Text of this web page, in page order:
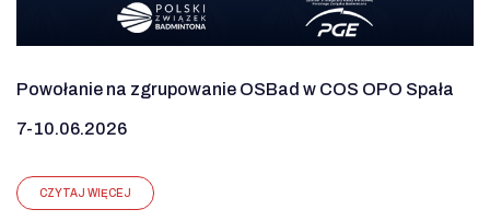
Powołanie na zgrupowanie OSBad w COS OPO Spała
7-10.06.2026
CZYTAJ WIĘCEJ